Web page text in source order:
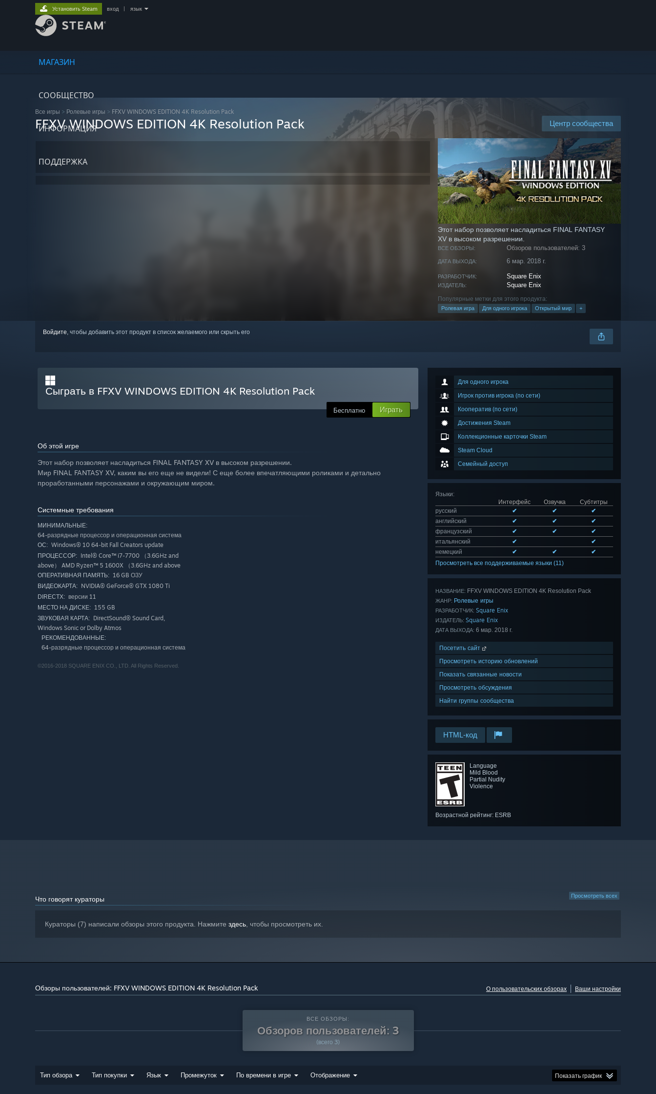
МАГАЗИН
СООБЩЕСТВО
ИНФОРМАЦИЯ
ПОДДЕРЖКА
Установить Steam вход язык
Все игры > Ролевые игры > FFXV WINDOWS EDITION 4K Resolution Pack
Центр сообщества
FFXV WINDOWS EDITION 4K Resolution Pack
Этот набор позволяет насладиться FINAL FANTASY
XV в высоком разрешении.
ВСЕ ОБЗОРЫ: Обзоров пользователей: 3
ДАТА ВЫХОДА: 6 мар. 2018 г.
РАЗРАБОТЧИК: Square Enix
ИЗДАТЕЛЬ: Square Enix
Популярные метки для этого продукта:
Ролевая игра Для одного игрока Открытый мир +
Войдите, чтобы добавить этот продукт в список желаемого или скрыть его
Для одного игрока
Игрок против игрока (по сети)
Кооператив (по сети)
Достижения Steam
Коллекционные карточки Steam
Steam Cloud
Семейный доступ
Языки:
Интерфейс
Озвучка
Субтитры
русский
✔ ✔
✔
английский
✔ ✔
✔
французский
✔ ✔
✔
итальянский
✔
✔
немецкий
✔ ✔
✔
Просмотреть все поддерживаемые языки (11)
НАЗВАНИЕ: FFXV WINDOWS EDITION 4K Resolution Pack
ЖАНР: Ролевые игры
РАЗРАБОТЧИК: Square Enix
ИЗДАТЕЛЬ: Square Enix
ДАТА ВЫХОДА: 6 мар. 2018 г.
Посетить сайт
Просмотреть историю обновлений
Показать связанные новости
Просмотреть обсуждения
Найти группы сообщества
HTML-код
Language
Mild Blood
Partial Nudity
Violence
Возрастной рейтинг: ESRB
Сыграть в FFXV WINDOWS EDITION 4K Resolution Pack
Бесплатно Играть
Об этой игре
Этот набор позволяет насладиться FINAL FANTASY XV в высоком разрешении.
Мир FINAL FANTASY XV, каким вы его еще не видели! С еще более впечатляющими роликами и детально
проработанными персонажами и окружающим миром.
Системные требования
МИНИМАЛЬНЫЕ:
64-разрядные процессор и операционная система
ОС: Windows® 10 64-bit Fall Creators update
ПРОЦЕССОР: Intel® Core™ i7-7700 （3.6GHz and
above） AMD Ryzen™ 5 1600X （3.6GHz and above
ОПЕРАТИВНАЯ ПАМЯТЬ: 16 GB ОЗУ
ВИДЕОКАРТА: NVIDIA® GeForce® GTX 1080 Ti
DIRECTX: версии 11
МЕСТО НА ДИСКЕ: 155 GB
ЗВУКОВАЯ КАРТА: DirectSound® Sound Card,
Windows Sonic or Dolby Atmos
РЕКОМЕНДОВАННЫЕ:
64-разрядные процессор и операционная система
©2016-2018 SQUARE ENIX CO., LTD. All Rights Reserved.
Просмотреть всех
Что говорят кураторы
Кураторы (7) написали обзоры этого продукта. Нажмите здесь, чтобы просмотреть их.
Обзоры пользователей: FFXV WINDOWS EDITION 4K Resolution Pack О пользовательских обзорах Ваши настройки
ВСЕ ОБЗОРЫ:
Обзоров пользователей: 3
(всего 3)
Тип обзора Тип покупки Язык Промежуток По времени в игре Отображение Показать график